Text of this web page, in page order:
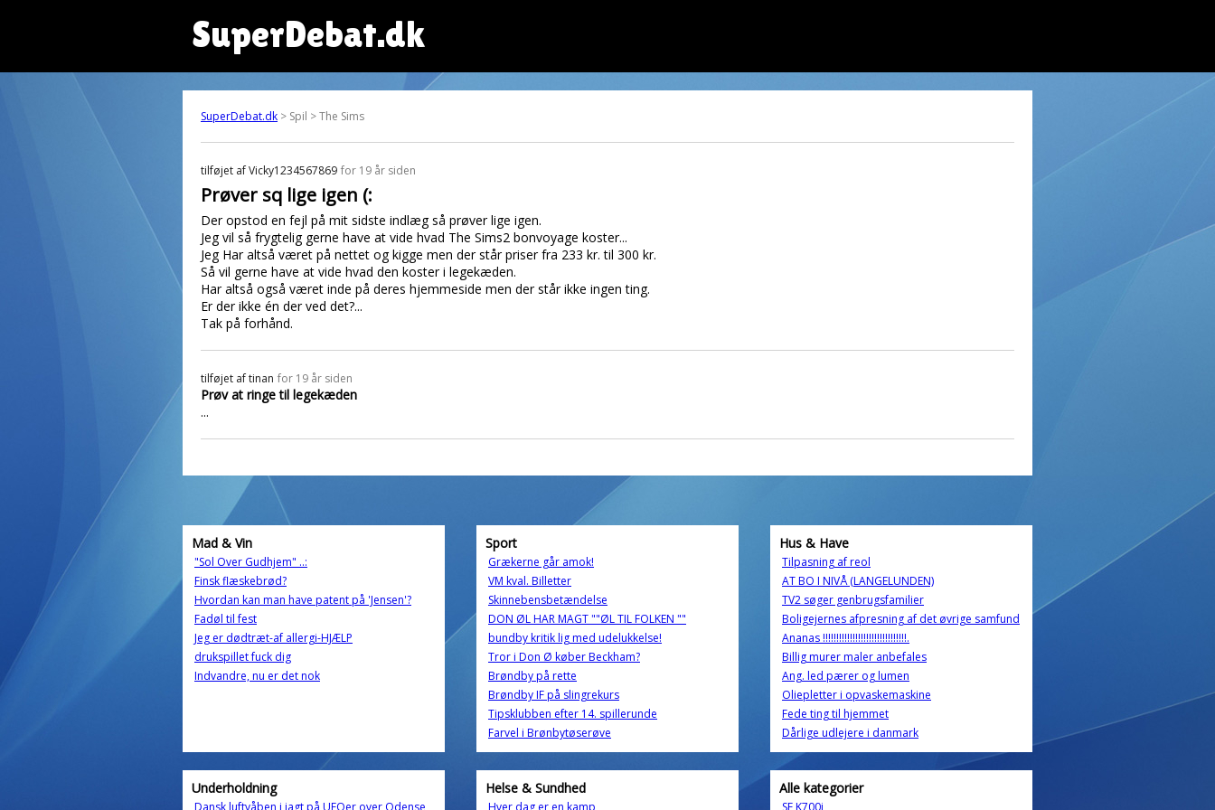
SuperDebat.dk
SuperDebat.dk > Spil > The Sims
tilføjet afVicky1234567869 for 19 år siden
Prøver sq lige igen (:
Der opstod en fejl på mit sidste indlæg så prøver lige igen.
Jeg vil så frygtelig gerne have at vide hvad The Sims2 bonvoyage koster...
Jeg Har altså været på nettet og kigge men der står priser fra 233 kr. til 300 kr.
Så vil gerne have at vide hvad den koster i legekæden.
Har altså også været inde på deres hjemmeside men der står ikke ingen ting.
Er der ikke én der ved det?...
Tak på forhånd.
tilføjet aftinan for 19 år siden
Prøv at ringe til legekæden
...
Mad & Vin
"Sol Over Gudhjem" ..:
Finsk flæskebrød?
Hvordan kan man have patent på 'Jensen'?
Fadøl til fest
Jeg er dødtræt-af allergi-HJÆLP
drukspillet fuck dig
Indvandre, nu er det nok
Sport
Grækerne går amok!
VM kval. Billetter
Skinnebensbetændelse
DON ØL HAR MAGT ""ØL TIL FOLKEN ""
bundby kritik lig med udelukkelse!
Tror i Don Ø køber Beckham?
Brøndby på rette
Brøndby IF på slingrekurs
Tipsklubben efter 14. spillerunde
Farvel i Brønbytøserøve
Hus & Have
Tilpasning af reol
AT BO I NIVÅ (LANGELUNDEN)
TV2 søger genbrugsfamilier
Boligejernes afpresning af det øvrige samfund
Ananas !!!!!!!!!!!!!!!!!!!!!!!!!!!!!!!.
Billig murer maler anbefales
Ang. led pærer og lumen
Oliepletter i opvaskemaskine
Fede ting til hjemmet
Dårlige udlejere i danmark
Underholdning
Dansk luftvåben i jagt på UFOer over Odense
Helse & Sundhed
Hver dag er en kamp
Alle kategorier
SE K700i